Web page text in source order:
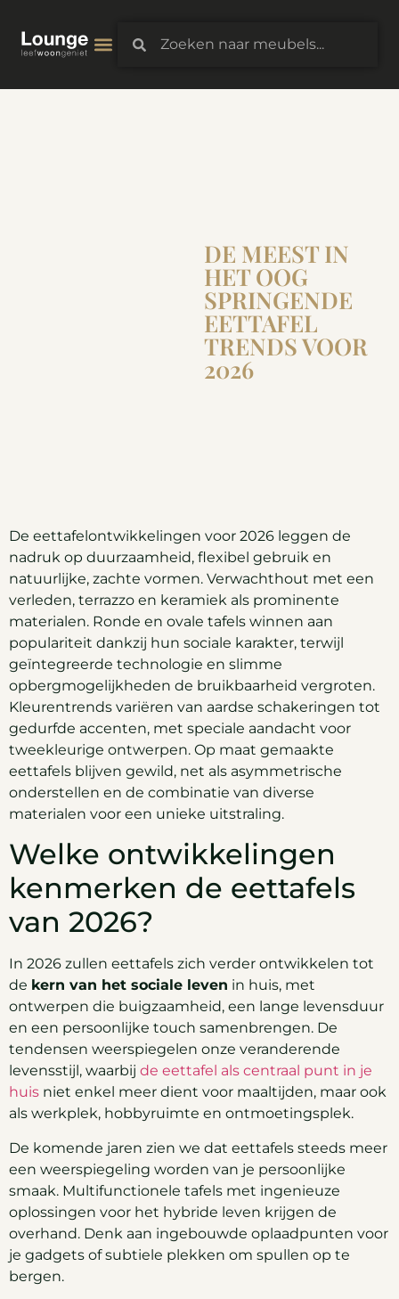
DE MEEST IN
HET OOG
SPRINGENDE
EETTAFEL
TRENDS VOOR
2026
De eettafelontwikkelingen voor 2026 leggen de
nadruk op duurzaamheid, flexibel gebruik en
natuurlijke, zachte vormen. Verwachthout met een
verleden, terrazzo en keramiek als prominente
materialen. Ronde en ovale tafels winnen aan
populariteit dankzij hun sociale karakter, terwijl
geïntegreerde technologie en slimme
opbergmogelijkheden de bruikbaarheid vergroten.
Kleurentrends variëren van aardse schakeringen tot
gedurfde accenten, met speciale aandacht voor
tweekleurige ontwerpen. Op maat gemaakte
eettafels blijven gewild, net als asymmetrische
onderstellen en de combinatie van diverse
materialen voor een unieke uitstraling.
Welke ontwikkelingen
kenmerken de eettafels
van 2026?
In 2026 zullen eettafels zich verder ontwikkelen tot
de kern van het sociale leven in huis, met
ontwerpen die buigzaamheid, een lange levensduur
en een persoonlijke touch samenbrengen. De
tendensen weerspiegelen onze veranderende
levensstijl, waarbij de eettafel als centraal punt in je
huis niet enkel meer dient voor maaltijden, maar ook
als werkplek, hobbyruimte en ontmoetingsplek.
De komende jaren zien we dat eettafels steeds meer
een weerspiegeling worden van je persoonlijke
smaak. Multifunctionele tafels met ingenieuze
oplossingen voor het hybride leven krijgen de
overhand. Denk aan ingebouwde oplaadpunten voor
je gadgets of subtiele plekken om spullen op te
bergen.